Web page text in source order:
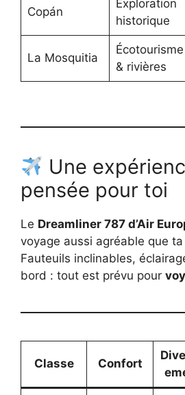
Copán
Exploration
historique
La Mosquitia
Écotourisme
& rivières
Une
pensée pour toi
Le Dreamliner 787 d’Air
voyage aussi agréable que
Fauteuils inclinables,
bord : tout est prévu pour
Classe Confort